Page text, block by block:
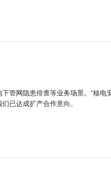
管网隐患排查等业务场景。“核电
已达成扩产合作意向。